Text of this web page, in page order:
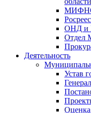
МИФНС
ОНД и
Отдел
Деятельность
Устав
Оценка